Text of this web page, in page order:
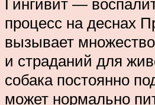
процесс на деснах
вызывает
и страданий для
собака постоянно
может нормально